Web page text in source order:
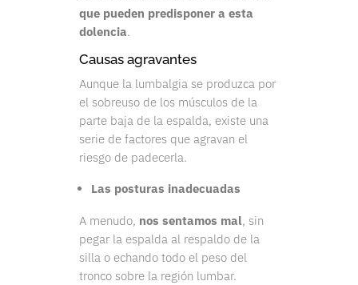
que pueden predisponer a esta
dolencia.
Causas agravantes
Aunque la lumbalgia se produzca por
el sobreuso de los músculos de la
parte baja de la espalda, existe una
serie de factores que agravan el
riesgo de padecerla.
Las posturas inadecuadas
A menudo, nos sentamos mal, sin
pegar la espalda al respaldo de la
silla o echando todo el peso del
tronco sobre la región lumbar.